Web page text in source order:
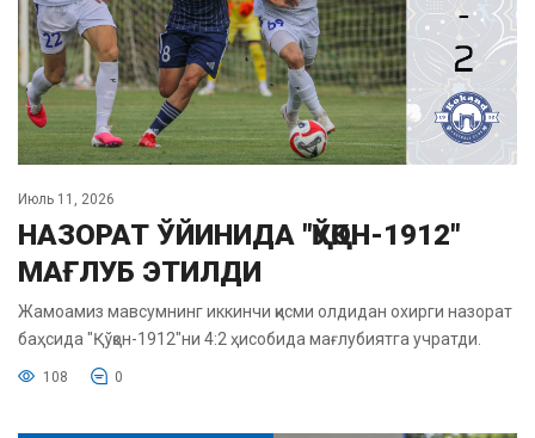
Июль 11, 2026
НАЗОРАТ ЎЙИНИДА "ҚЎҚОН-1912"
МАҒЛУБ ЭТИЛДИ
Жамоамиз мавсумнинг иккинчи қисми олдидан охирги назорат
баҳсида "Қўқон-1912"ни 4:2 ҳисобида мағлубиятга учратди.
108 0